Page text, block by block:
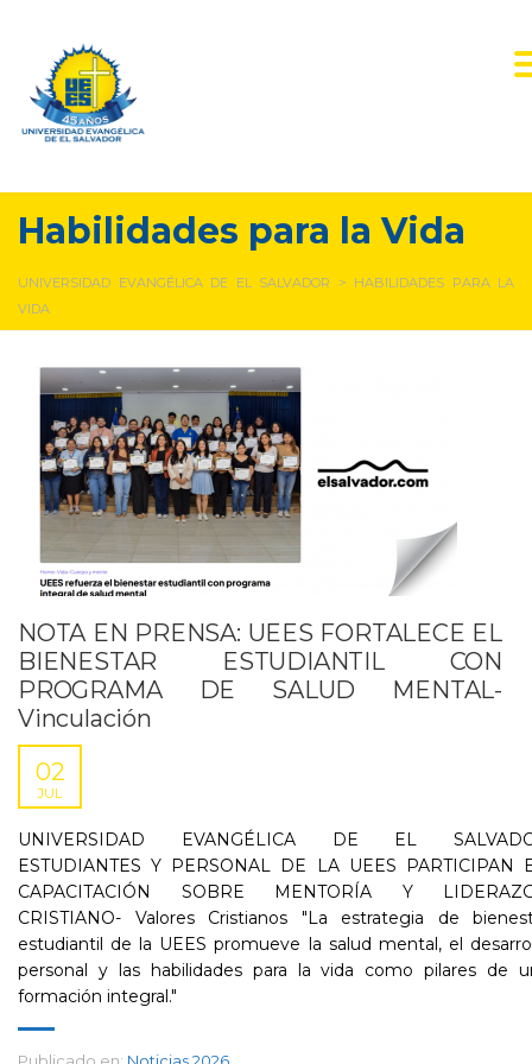
Habilidades para la Vida
UNIVERSIDAD EVANGÉLICA DE EL SALVADOR > HABILIDADES PARA LA
VIDA
NOTA EN PRENSA: UEES FORTALECE EL
BIENESTAR ESTUDIANTIL CON
PROGRAMA DE SALUD MENTAL-
Vinculación
02
JUL
UNIVERSIDAD EVANGÉLICA DE EL
ESTUDIANTES Y PERSONAL DE LA UEES PARTICIPAN
CAPACITACIÓN SOBRE MENTORÍA Y
CRISTIANO- Valores Cristianos "La estrategia de
estudiantil de la UEES promueve la salud mental, el
personal y las habilidades para la vida como pilares de
formación integral."